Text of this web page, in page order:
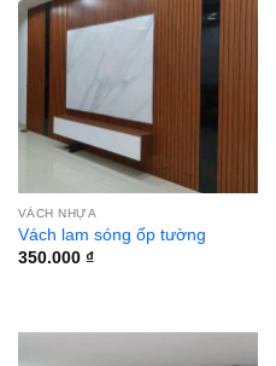
VÁCH NHỰA
Vách lam sóng ốp tường
350.000 ₫